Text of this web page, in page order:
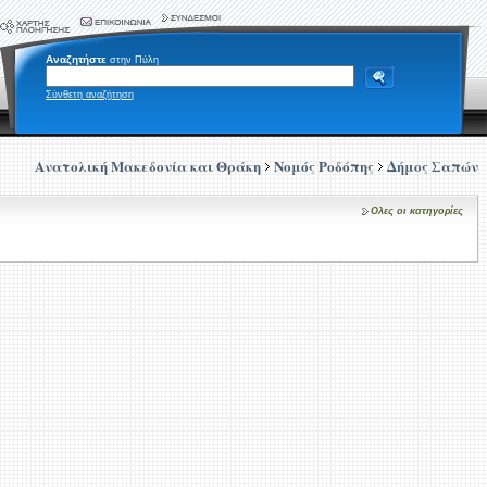
Αναζητήστε στην Πύλη
Σύνθετη αναζήτηση
Ανατολική Μακεδονία και Θράκη Νομός Ροδόπης Δήμος Σαπών
Ολες οι κατηγορίες